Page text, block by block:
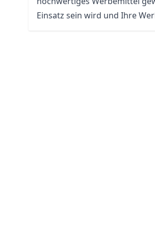
Einsatz sein wird und Ihre